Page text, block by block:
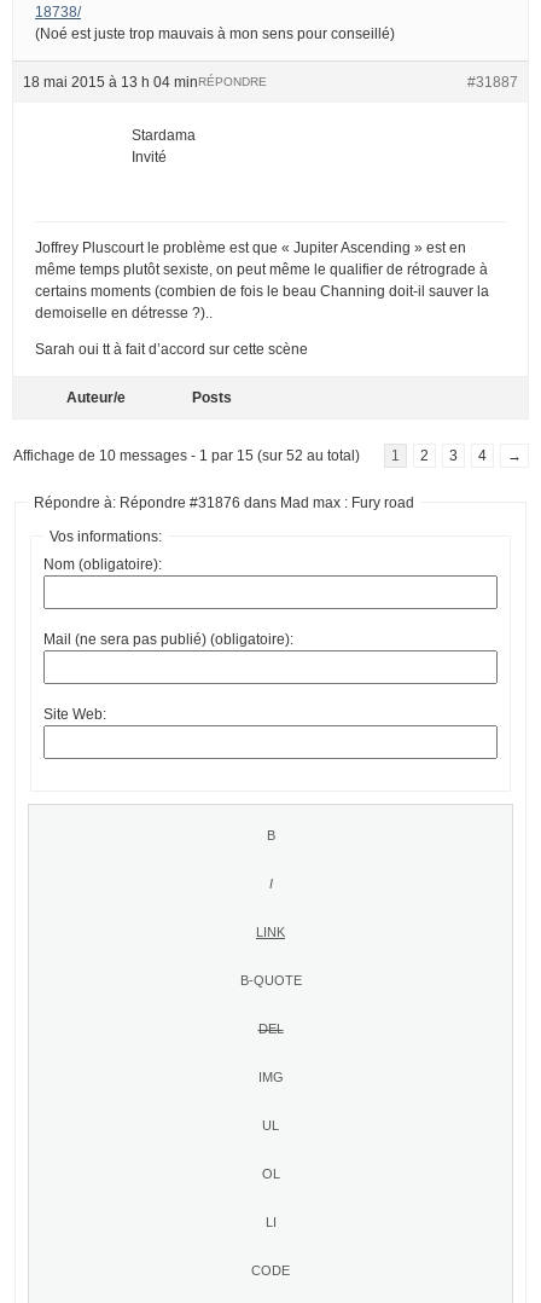
18738/
(Noé est juste trop mauvais à mon sens pour conseillé)
18 mai 2015 à 13 h 04 min #31887
RÉPONDRE
Stardama
Invité
Joffrey Pluscourt le problème est que « Jupiter Ascending » est en
même temps plutôt sexiste, on peut même le qualifier de rétrograde à
certains moments (combien de fois le beau Channing doit-il sauver la
demoiselle en détresse ?)..
Sarah oui tt à fait d’accord sur cette scène
Auteur/e Posts
Affichage de 10 messages - 1 par 15 (sur 52 au total) 1 2 3 4 →
Répondre à: Répondre #31876 dans Mad max : Fury road
Vos informations:
Nom (obligatoire):
Mail (ne sera pas publié) (obligatoire):
Site Web: